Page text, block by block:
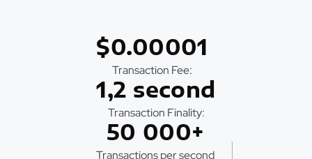
$0.00001
Transaction Fee:
1,2 second
Transaction Finality:
50 000+
Transactions per second